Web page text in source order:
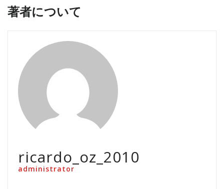
著者について
ricardo_oz_2010
administrator